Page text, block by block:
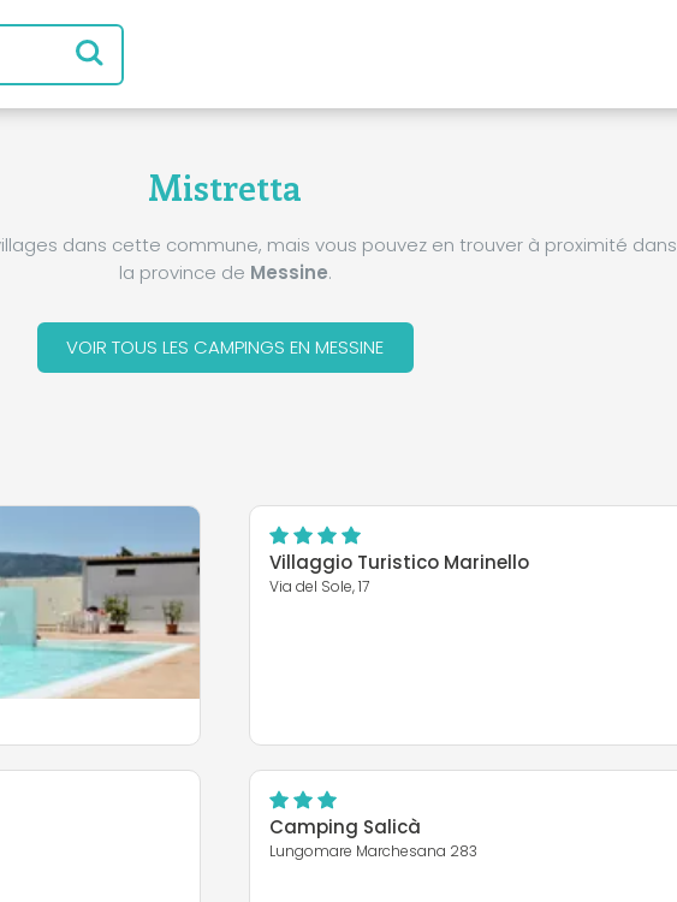
Mistretta
dans cette commune, mais vous pouvez en trouver à proximité dans
la province de Messine.
VOIR TOUS LES CAMPINGS EN MESSINE
Villaggio Turistico Marinello
Via del Sole, 17
Camping Salicà
Lungomare Marchesana 283